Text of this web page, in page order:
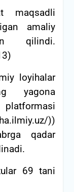
maqsadli
amaliy
qilindi.
loyihalar
yagona
))
qadar
69 tani